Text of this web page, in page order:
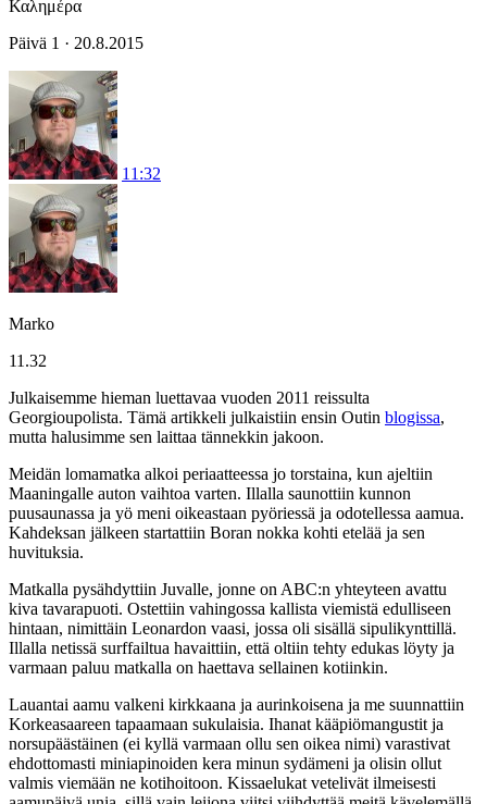
Καλημέρα
Päivä 1 · 20.8.2015
11:32
Marko
11.32
Julkaisemme hieman luettavaa vuoden 2011 reissulta
Georgioupolista. Tämä artikkeli julkaistiin ensin Outin blogissa,
mutta halusimme sen laittaa tännekkin jakoon.
Meidän lomamatka alkoi periaatteessa jo torstaina, kun ajeltiin
Maaningalle auton vaihtoa varten. Illalla saunottiin kunnon
puusaunassa ja yö meni oikeastaan pyöriessä ja odotellessa aamua.
Kahdeksan jälkeen startattiin Boran nokka kohti etelää ja sen
huvituksia.
Matkalla pysähdyttiin Juvalle, jonne on ABC:n yhteyteen avattu
kiva tavarapuoti. Ostettiin vahingossa kallista viemistä edulliseen
hintaan, nimittäin Leonardon vaasi, jossa oli sisällä sipulikynttillä.
Illalla netissä surffailtua havaittiin, että oltiin tehty edukas löyty ja
varmaan paluu matkalla on haettava sellainen kotiinkin.
Lauantai aamu valkeni kirkkaana ja aurinkoisena ja me suunnattiin
Korkeasaareen tapaamaan sukulaisia. Ihanat kääpiömangustit ja
norsupäästäinen (ei kyllä varmaan ollu sen oikea nimi) varastivat
ehdottomasti miniapinoiden kera minun sydämeni ja olisin ollut
valmis viemään ne kotihoitoon. Kissaelukat vetelivät ilmeisesti